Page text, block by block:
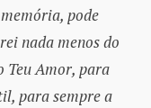
pode
nada menos do
Teu Amor, para
para sempre a